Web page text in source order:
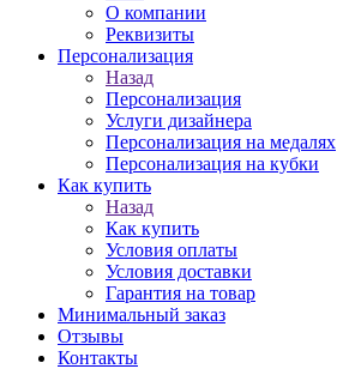
О компании
Реквизиты
Персонализация
Назад
Персонализация
Услуги дизайнера
Персонализация на медалях
Персонализация на кубки
Как купить
Назад
Как купить
Условия оплаты
Условия доставки
Гарантия на товар
Минимальный заказ
Отзывы
Контакты